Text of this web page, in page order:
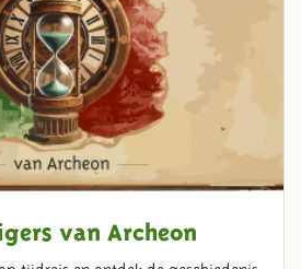
van Archeon